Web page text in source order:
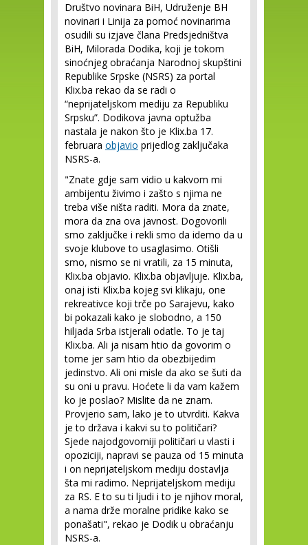
Društvo novinara BiH, Udruženje BH
novinari i Linija za pomoć novinarima
osudili su izjave člana Predsjedništva
BiH, Milorada Dodika, koji je tokom
sinoćnjeg obraćanja Narodnoj skupštini
Republike Srpske (NSRS) za portal
Klix.ba rekao da se radi o
“neprijateljskom mediju za Republiku
Srpsku”. Dodikova javna optužba
nastala je nakon što je Klix.ba 17.
februara objavio prijedlog zaključaka
NSRS-a.
"Znate gdje sam vidio u kakvom mi
ambijentu živimo i zašto s njima ne
treba više ništa raditi. Mora da znate,
mora da zna ova javnost. Dogovorili
smo zaključke i rekli smo da idemo da u
svoje klubove to usaglasimo. Otišli
smo, nismo se ni vratili, za 15 minuta,
Klix.ba objavio. Klix.ba objavljuje. Klix.ba,
onaj isti Klix.ba kojeg svi klikaju, one
rekreativce koji trče po Sarajevu, kako
bi pokazali kako je slobodno, a 150
hiljada Srba istjerali odatle. To je taj
Klix.ba. Ali ja nisam htio da govorim o
tome jer sam htio da obezbijedim
jedinstvo. Ali oni misle da ako se šuti da
su oni u pravu. Hoćete li da vam kažem
ko je poslao? Mislite da ne znam.
Provjerio sam, lako je to utvrditi. Kakva
je to država i kakvi su to političari?
Sjede najodgovorniji političari u vlasti i
opoziciji, napravi se pauza od 15 minuta
i on neprijateljskom mediju dostavlja
šta mi radimo. Neprijateljskom mediju
za RS. E to su ti ljudi i to je njihov moral,
a nama drže moralne pridike kako se
ponašati", rekao je Dodik u obraćanju
NSRS-a.